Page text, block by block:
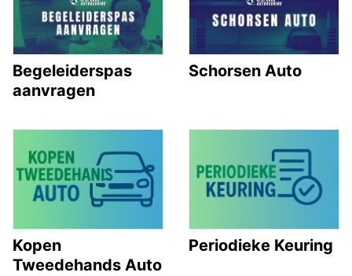
Begeleiderspas
aanvragen
Schorsen Auto
Kopen
Tweedehands Auto
Periodieke Keuring